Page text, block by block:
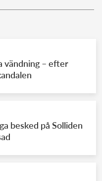
vändning – efter
besked på Solliden